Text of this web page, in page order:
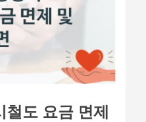
도 요금 면제